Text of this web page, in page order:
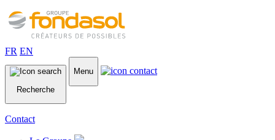
FR EN
Recherche
Menu
Contact